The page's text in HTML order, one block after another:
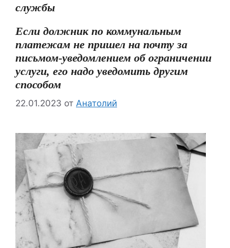
службы
Если должник по коммунальным
платежам не пришел на почту за
письмом-уведомлением об ограничении
услуги, его надо уведомить другим
способом
22.01.2023 от Анатолий